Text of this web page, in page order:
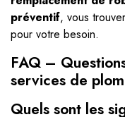
préventif, vous
pour votre besoin.
FAQ –
services de
Quels sont les